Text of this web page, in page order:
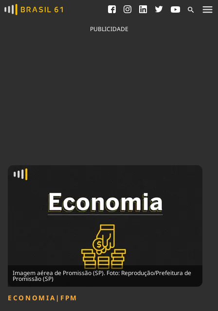
Ver todas as notícias
Saneamento
Indicadores
Agronegócios
Economia
Educação
Infraestrutura
Internacional
Podcast
Política
Saúde
PUBLICIDADE
Imagem aérea de Promissão (SP). Foto: Reprodução/Prefeitura de
Promissão (SP)
ECONOMIA | FPM